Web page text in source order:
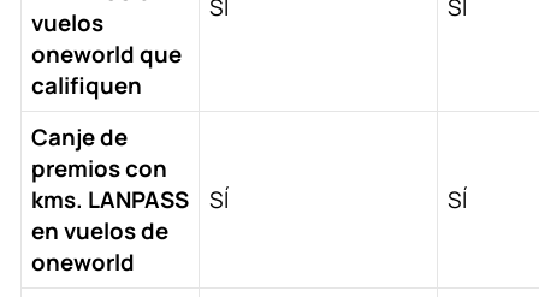
vuelos
oneworld que
califiquen
SÍ SÍ
Canje de
premios con
kms. LANPASS
en vuelos de
oneworld
SÍ SÍ